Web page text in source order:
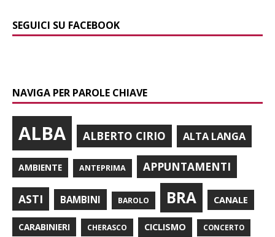
SEGUICI SU FACEBOOK
NAVIGA PER PAROLE CHIAVE
ALBA ALBERTO CIRIO ALTA LANGA
AMBIENTE ANTEPRIMA APPUNTAMENTI
ASTI BAMBINI BAROLO BRA CANALE
CARABINIERI CHERASCO CICLISMO CONCERTO